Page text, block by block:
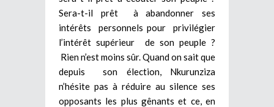
Sera-t-il prêt à abandonner ses
intérêts personnels pour privilégier
l’intérêt supérieur de son peuple ?
Rien n’est moins sûr. Quand on sait que
depuis son élection, Nkurunziza
n’hésite pas à réduire au silence ses
opposants les plus gênants et ce, en